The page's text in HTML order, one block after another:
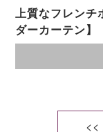
上質なフレンチ
ダーカーテン】